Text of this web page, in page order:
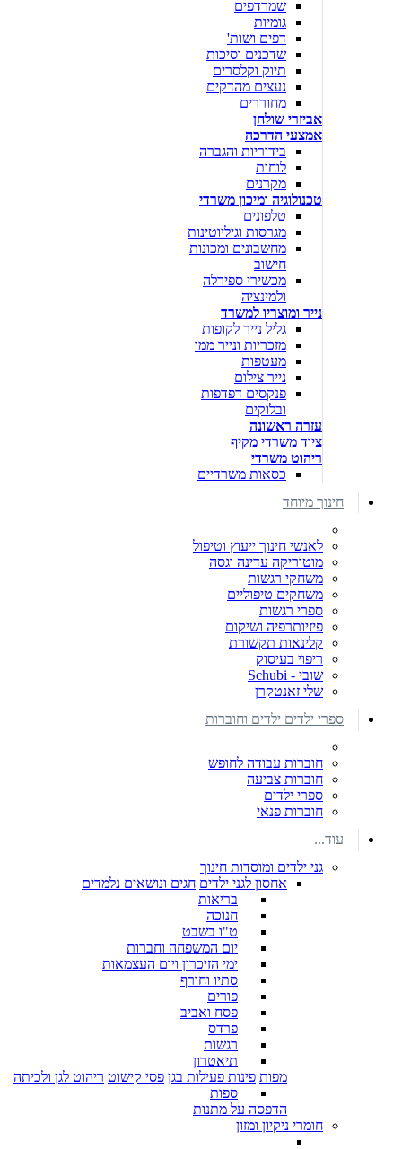
שמרדפים
גומיות
דפים ושות'
שדכנים וסיכות
תיוק וקלסרים
נעצים מהדקים
מחוררים
אביזרי שולחן
אמצעי הדרכה
בידוריות והגברה
לוחות
מקרנים
טכנולוגיה ומיכון משרדי
טלפונים
מגרסות וגיליוטינות
מחשבונים ומכונות
חישוב
מכשירי ספירלה
ולמינציה
נייר ומוצריו למשרד
גליל נייר לקופות
מזכריות ונייר ממו
מעטפות
נייר צילום
פנקסים דפדפות
ובלוקים
עזרה ראשונה
ציוד משרדי מקיף
ריהוט משרדי
כסאות משרדיים
חינוך מיוחד
לאנשי חינוך ייעוץ וטיפול
מוטוריקה עדינה וגסה
משחקי רגשות
משחקים טיפוליים
ספרי רגשות
פיזיותרפיה ושיקום
קלינאות תקשורת
ריפוי בעיסוק
שובי - Schubi
שלי זאנטקרן
ספרי ילדים ילדים וחוברות
חוברות עבודה לחופש
חוברות צביעה
ספרי ילדים
חוברות פנאי
עוד...
גני ילדים ומוסדות חינוך
אחסון לגני ילדים חגים ונושאים נלמדים
בריאות
חנוכה
ט"ו בשבט
יום המשפחה וחברות
ימי הזיכרון ויום העצמאות
סתיו וחורף
פורים
פסח ואביב
פרדס
רגשות
תיאטרון
מפות פינות פעילות בגן פסי קישוט ריהוט לגן ולכיתה
ספות
הדפסה על מתנות
חומרי ניקיון ומזון